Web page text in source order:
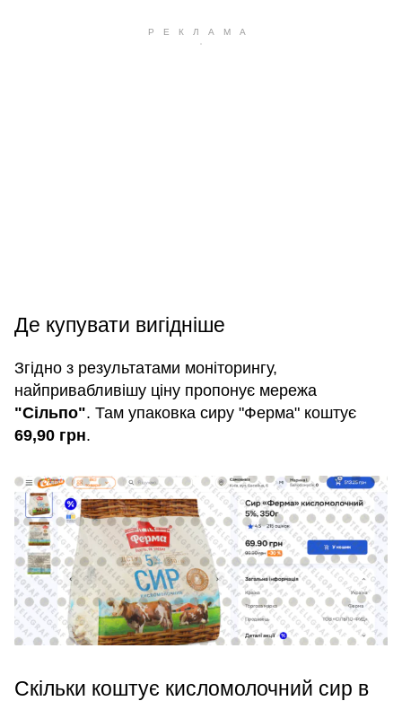
Де купувати вигідніше
Згідно з результатами моніторингу,
найпривабливішу ціну пропонує мережа
"Сільпо". Там упаковка сиру "Ферма" коштує
69,90 грн.
Скільки коштує кисломолочний сир в